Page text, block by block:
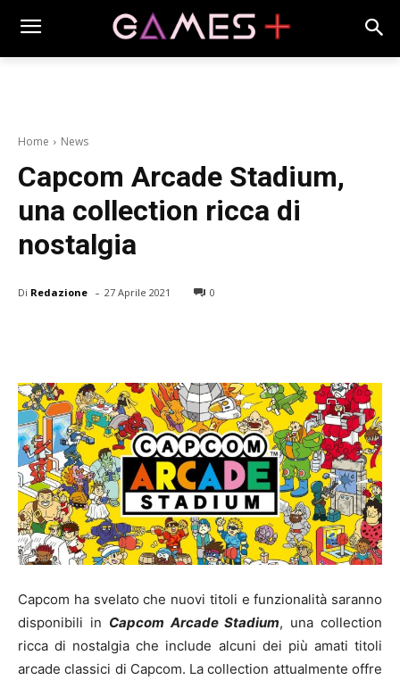
Home News
Capcom Arcade Stadium,
una collection ricca di
nostalgia
Di Redazione - 27 Aprile 2021 0
Capcom ha svelato che nuovi titoli e funzionalità saranno
disponibili in Capcom Arcade Stadium, una collection
ricca di nostalgia che include alcuni dei più amati titoli
arcade classici di Capcom. La collection attualmente offre